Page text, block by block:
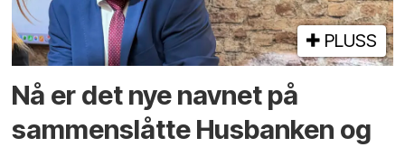
PLUSS
Nå er det nye navnet på
sammenslåtte Husbanken og